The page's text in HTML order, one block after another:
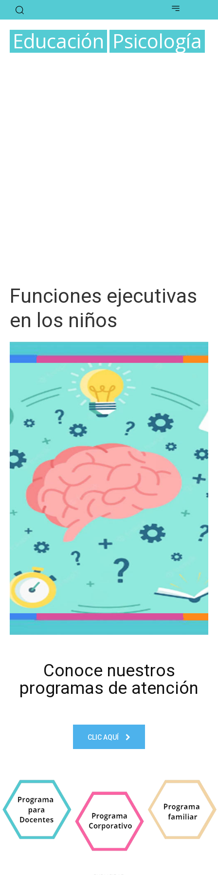
Educación Psicología
Funciones ejecutivas
en los niños
Conoce nuestros
programas de atención
CLIC AQUÍ